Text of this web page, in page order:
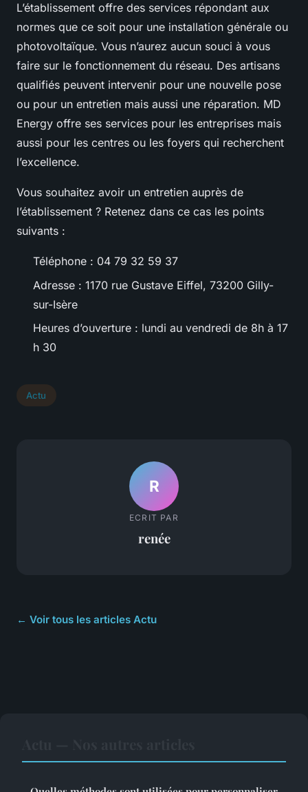
L’établissement offre des services répondant aux
normes que ce soit pour une installation générale ou
photovoltaïque. Vous n’aurez aucun souci à vous
faire sur le fonctionnement du réseau. Des artisans
qualifiés peuvent intervenir pour une nouvelle pose
ou pour un entretien mais aussi une réparation. MD
Energy offre ses services pour les entreprises mais
aussi pour les centres ou les foyers qui recherchent
l’excellence.
Vous souhaitez avoir un entretien auprès de
l’établissement ? Retenez dans ce cas les points
suivants :
Téléphone : 04 79 32 59 37
Adresse : 1170 rue Gustave Eiffel, 73200 Gilly-
sur-Isère
Heures d’ouverture : lundi au vendredi de 8h à 17
h 30
Actu
R
ECRIT PAR
renée
← Voir tous les articles Actu